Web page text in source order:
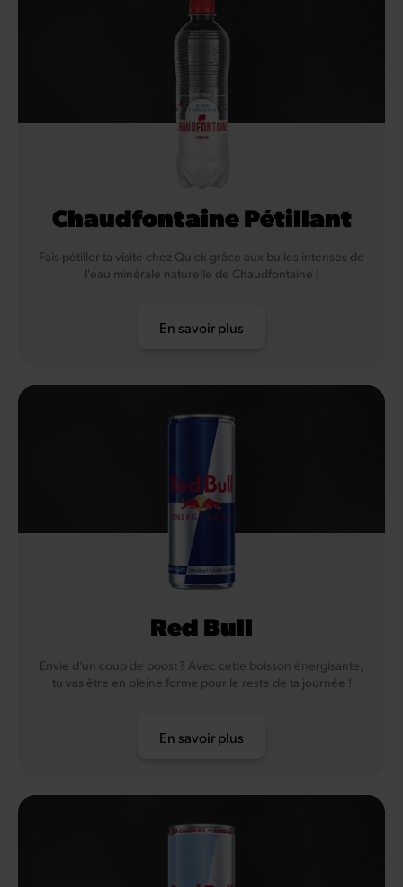
Chaudfontaine Pétillant
Fais pétiller ta visite chez Quick grâce aux bulles intenses de
l'eau minérale naturelle de Chaudfontaine !
En savoir plus
Red Bull
Envie d’un coup de boost ? Avec cette boisson énergisante,
tu vas être en pleine forme pour le reste de ta journée !
En savoir plus